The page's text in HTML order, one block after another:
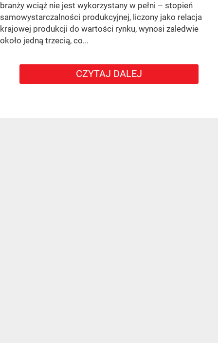
branży wciąż nie jest wykorzystany w pełni – stopień
samowystarczalności produkcyjnej, liczony jako relacja
krajowej produkcji do wartości rynku, wynosi zaledwie
około jedną trzecią, co...
CZYTAJ DALEJ